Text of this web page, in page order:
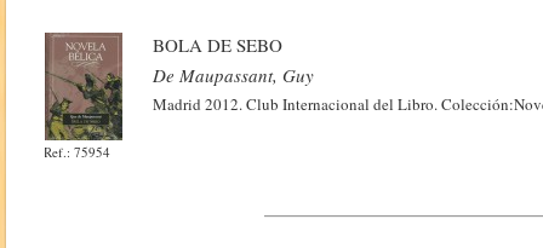
Ref.: 75954
BOLA DE SEBO
De Maupassant, Guy
Madrid 2012. Club Internacional del Libro.